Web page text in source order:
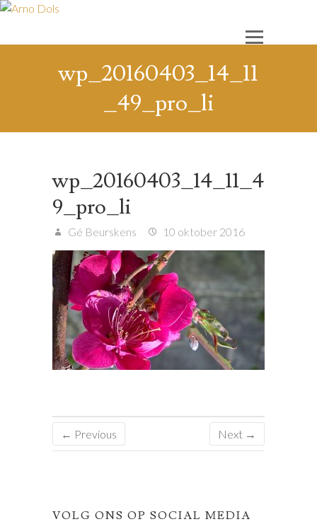
wp_20160403_14_11
_49_pro_li
wp_20160403_14_11_4
9_pro_li
Gé Beurskens 10 oktober 2016
← Previous Next →
VOLG ONS OP SOCIAL MEDIA